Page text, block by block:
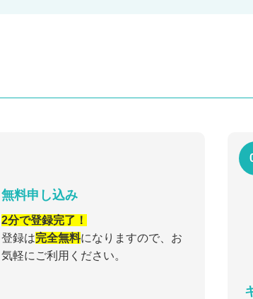
無料申し込み
2分で登録完了！
登録は完全無料になりますので、お
気軽にご利用ください。